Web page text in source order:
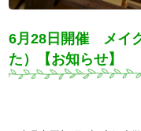
6月28日開催 メイ
た）【お知らせ】